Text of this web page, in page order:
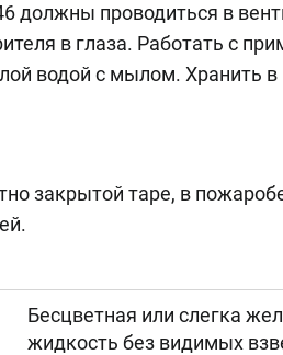
должны проводиться в
в глаза. Работать с
водой с мылом. Хранить
закрытой таре, в
Бесцветная или слегка
жидкость без видимых